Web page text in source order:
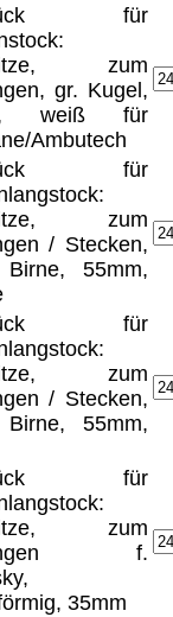
für
zum
gr. Kugel,
weiß für
Ambutech
für
zum
/ Stecken,
55mm,
für
zum
/ Stecken,
55mm,
für
zum
f.
35mm